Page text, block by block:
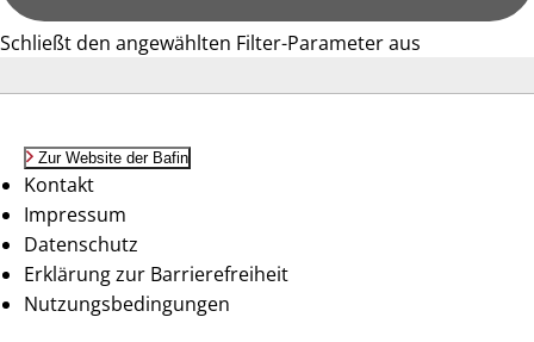
Schließt den angewählten Filter-Parameter aus
Zur Website der Bafin
Kontakt
Impressum
Datenschutz
Erklärung zur Barrierefreiheit
Nutzungsbedingungen